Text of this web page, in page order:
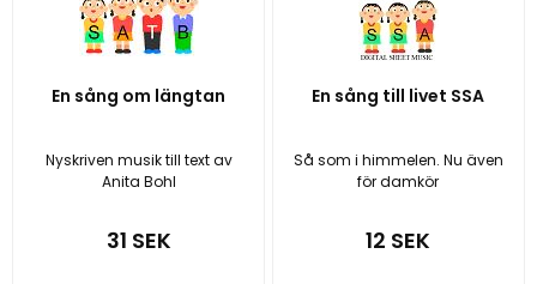
En sång om längtan
Nyskriven musik till text av
Anita Bohl
31 SEK
En sång till livet SSA
Så som i himmelen. Nu även
för damkör
12 SEK